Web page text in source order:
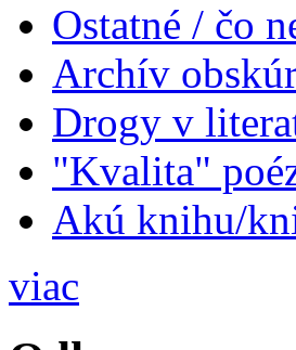
Ostatné / čo
Archív
Drogy v
"Kvalita"
Akú knihu/
viac